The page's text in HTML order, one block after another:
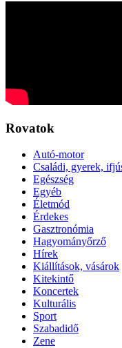
Rovatok
Autó-motor
Családi, gyerek,
Egészség
Egyéb
Életmód
Érdekes
Gasztronómia
Hagyományőrző
Hírek
Kiállítások, vásárok
Kitekintő
Koncertek
Kulturális
Sport
Szabadidő
Zene